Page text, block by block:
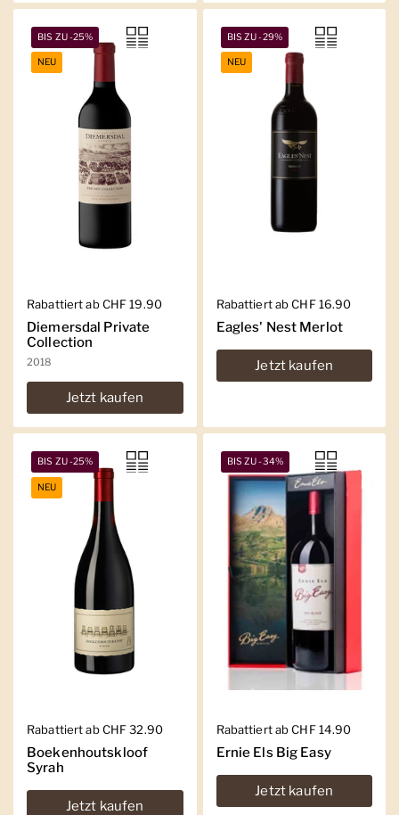
Regulärer Preis
Rabattiert ab CHF 19.90
Diemersdal Private
Collection
2018
Jetzt kaufen
BIS ZU -25%
NEU
Regulärer Preis
Rabattiert ab CHF 16.90
Eagles' Nest Merlot
Jetzt kaufen
BIS ZU -29%
NEU
Regulärer Preis
Rabattiert ab CHF 32.90
Boekenhoutskloof
Syrah
Jetzt kaufen
BIS ZU -25%
NEU
Regulärer Preis
Rabattiert ab CHF 14.90
Ernie Els Big Easy
Jetzt kaufen
BIS ZU -34%